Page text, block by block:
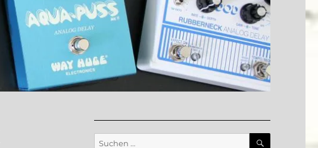
Suche
SUCHEN